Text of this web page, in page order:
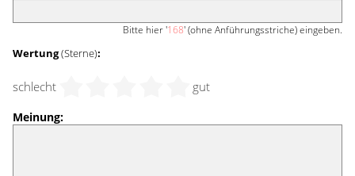
Bitte hier '168' (ohne Anführungsstriche) eingeben.
Wertung(Sterne):
schlecht gut
Meinung: